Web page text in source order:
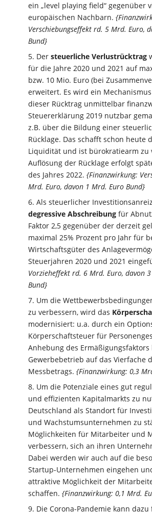
ein „level playing field“ gegenüber
europäischen Nachbarn.
Verschiebungseffekt rd. 5 Mrd. Euro,
Bund}
Der steuerliche Verlustrücktrag
für die Jahre 2020 und 2021 auf
bzw. 10 Mio. Euro (bei
erweitert. Es wird ein
dieser Rücktrag unmittelbar
Steuererklärung 2019 nutzbar
z.B. über die Bildung einer
Rücklage. Das schafft schon heute
Liquidität und ist bürokratiearm zu
Auflösung der Rücklage erfolgt
des Jahres 2022. {Finanzwirkung:
Mrd. Euro, davon 1 Mrd. Euro Bund}
Als steuerlicher
degressive Abschreibung für
Faktor 2,5 gegenüber der derzeit
maximal 25% Prozent pro Jahr für
Wirtschaftsgüter des
Steuerjahren 2020 und 2021
Vorzieheffekt rd. 6 Mrd. Euro, davon
Bund}
Um die
zu verbessern, wird das
modernisiert: u.a. durch ein
Körperschaftsteuer für
Anhebung des
Gewerbebetrieb auf das Vierfache
Messbetrags. {Finanzwirkung: 0,3
Um die Potenziale eines gut
und effizienten Kapitalmarkts zu
Deutschland als Standort für
und Wachstumsunternehmen zu
Möglichkeiten für Mitarbeiter und
verbessern, sich an ihren
Dabei werden wir auch auf die
Startup-Unternehmen eingehen
attraktive Möglichkeit der
schaffen. {Finanzwirkung: 0,1 Mrd.
Die Corona-Pandemie kann